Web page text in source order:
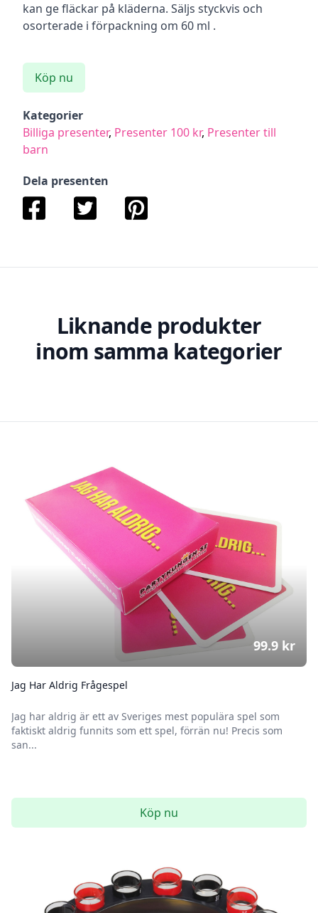
kan ge fläckar på kläderna. Säljs styckvis och
osorterade i förpackning om 60 ml .
Köp nu
Kategorier
Billiga presenter, Presenter 100 kr, Presenter till
barn
Dela presenten
Liknande produkter
inom samma kategorier
Jag Har Aldrig Frågespel
Jag har aldrig är ett av Sveriges mest populära spel som
faktiskt aldrig funnits som ett spel, förrän nu! Precis som
san...
99.9 kr
Köp nu